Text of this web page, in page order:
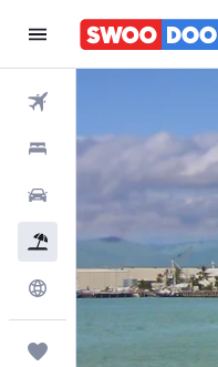
Hotels
Mietwagen
Pauschalreisen
Explore
Trips